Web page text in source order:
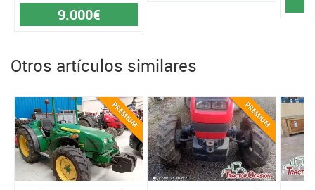
9.000€
Otros artículos similares